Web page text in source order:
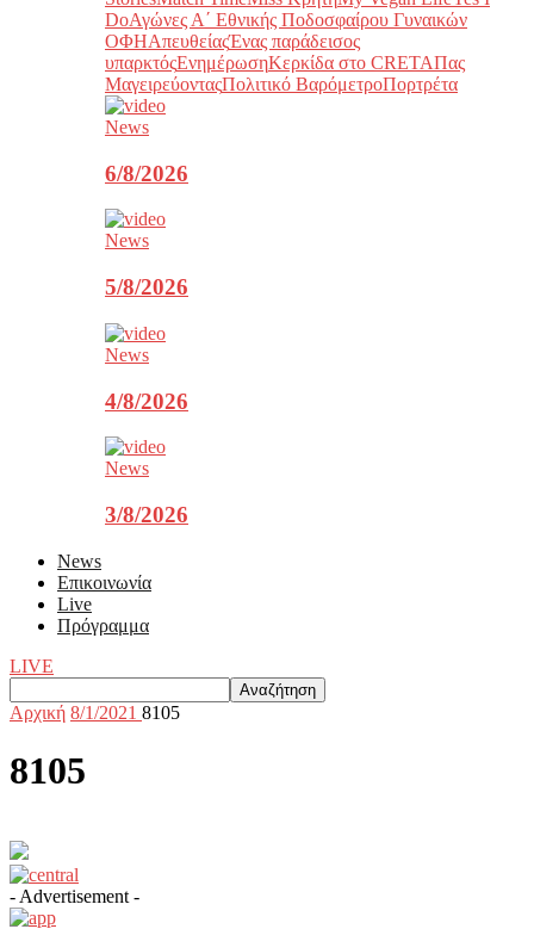
DoΑγώνες Α΄ Εθνικής Ποδοσφαίρου Γυναικών
ΟΦΗΑπευθείαςΈνας παράδεισος
υπαρκτόςΕνημέρωσηΚερκίδα στο CRETAΠας
ΜαγειρεύονταςΠολιτικό ΒαρόμετροΠορτρέτα
News
6/8/2026
News
5/8/2026
News
4/8/2026
News
3/8/2026
News
Επικοινωνία
Live
Πρόγραμμα
LIVE
Αρχική 8/1/2021 8105
8105
- Advertisement -